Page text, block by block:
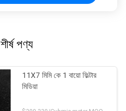
শীর্ষ পণ্য
11X7 মিমি কে 1 বায়ো ফিল্টার
মিডিয়া